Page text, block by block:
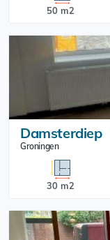
50 m2
Damsterdiep
Groningen
30 m2